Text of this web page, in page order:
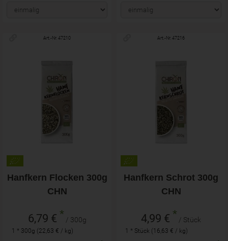
Art.-Nr. 47210
Hanfkern Flocken 300g
CHN
6,79 € * / 300g
1 * 300g (22,63 € / kg)
Art.-Nr. 47216
Hanfkern Schrot 300g
CHN
4,99 € * / Stück
1 * Stück (16,63 € / kg)